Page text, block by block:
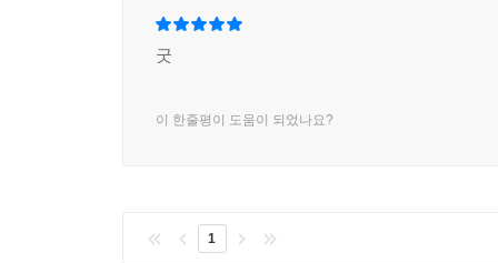
굿
이 한줄평이 도움이 되었나요?
1